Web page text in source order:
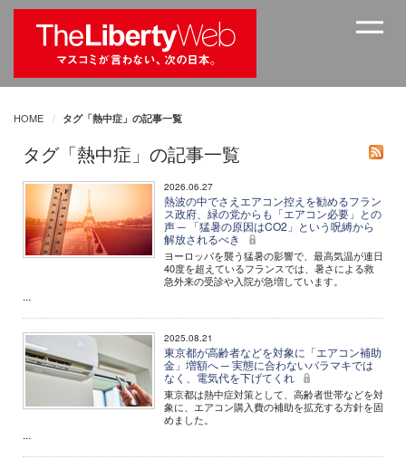
HOME タグ「熱中症」の記事一覧
タグ「熱中症」の記事一覧
2026.06.27
熱波の中でさえエアコン控えを勧めるフラン
ス政府、緑の党からも「エアコン必要」との
声 ─ 「猛暑の原因はCO2」という呪縛から
解放されるべき
ヨーロッパを襲う猛暑の影響で、最高気温が連日
40度を超えているフランスでは、暑さによる救
急外来の受診や入院が急増しています。
...
2025.08.21
東京都が高齢者などを対象に「エアコン補助
金」増額へ ─ 実態に合わないバラマキでは
なく、電気代を下げてくれ
東京都は熱中症対策として、高齢者世帯などを対
象に、エアコン購入費の補助を拡充する方針を固
めました。
...